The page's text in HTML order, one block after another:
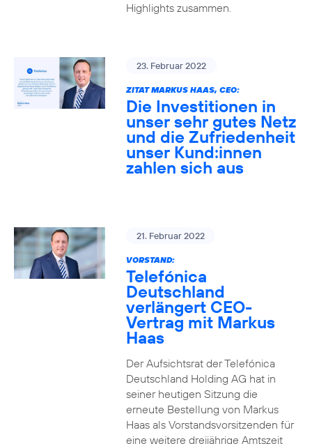
Highlights zusammen.
23. Februar 2022
ZITAT MARKUS HAAS, CEO:
Die Investitionen in
unser sehr gutes Netz
und die Zufriedenheit
unser Kund:innen
zahlen sich aus
21. Februar 2022
VORSTAND:
Telefónica
Deutschland
verlängert CEO-
Vertrag mit Markus
Haas
Der Aufsichtsrat der Telefónica
Deutschland Holding AG hat in
seiner heutigen Sitzung die
erneute Bestellung von Markus
Haas als Vorstandsvorsitzenden für
eine weitere dreijährige Amtszeit